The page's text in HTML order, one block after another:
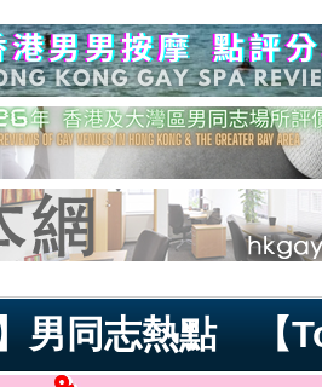
男同志熱點 【